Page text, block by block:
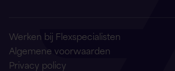
Werken bij Flexspecialisten
Algemene voorwaarden
Privacy policy